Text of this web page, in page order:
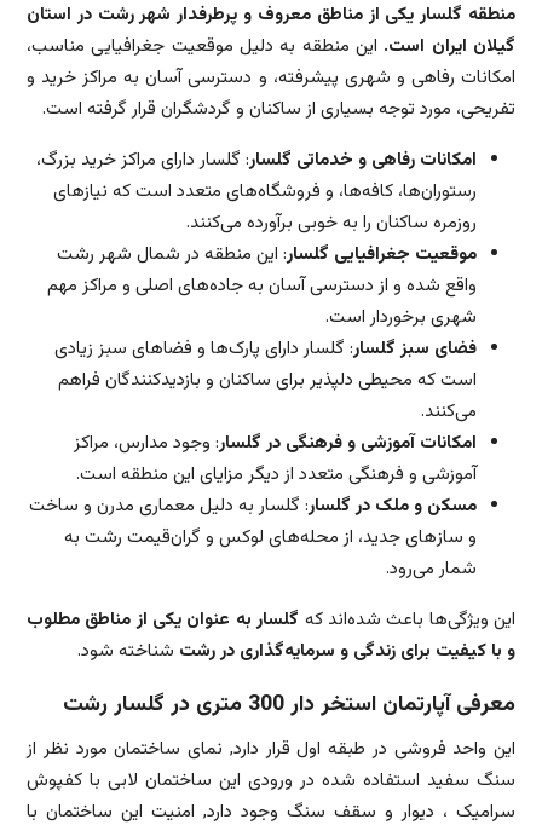
منطقه گلسار یکی از مناطق معروف و پرطرفدار شهر رشت در استان
گیلان ایران است. این منطقه به دلیل موقعیت جغرافیایی مناسب،
امکانات رفاهی و شهری پیشرفته، و دسترسی آسان به مراکز خرید و
تفریحی، مورد توجه بسیاری از ساکنان و گردشگران قرار گرفته است.
امکانات رفاهی و خدماتی گلسار: گلسار دارای مراکز خرید بزرگ،
رستوران‌ها، کافه‌ها، و فروشگاه‌های متعدد است که نیازهای
روزمره ساکنان را به خوبی برآورده می‌کنند.
موقعیت جغرافیایی گلسار: این منطقه در شمال شهر رشت
واقع شده و از دسترسی آسان به جاده‌های اصلی و مراکز مهم
شهری برخوردار است.
فضای سبز گلسار: گلسار دارای پارک‌ها و فضاهای سبز زیادی
است که محیطی دلپذیر برای ساکنان و بازدیدکنندگان فراهم
می‌کنند.
امکانات آموزشی و فرهنگی در گلسار: وجود مدارس، مراکز
آموزشی و فرهنگی متعدد از دیگر مزایای این منطقه است.
مسکن و ملک در گلسار: گلسار به دلیل معماری مدرن و ساخت
و ساز‌های جدید، از محله‌های لوکس و گران‌قیمت رشت به
شمار می‌رود.
این ویژگی‌ها باعث شده‌اند که گلسار به عنوان یکی از مناطق مطلوب
و با کیفیت برای زندگی و سرمایه‌گذاری در رشت شناخته شود.
معرفی آپارتمان استخر دار 300 متری در گلسار رشت
این واحد فروشی در طبقه اول قرار دارد, نمای ساختمان مورد نظر از
سنگ سفید استفاده شده در ورودی این ساختمان لابی با کفپوش
سرامیک ، دیوار و سقف سنگ وجود دارد, امنیت این ساختمان با